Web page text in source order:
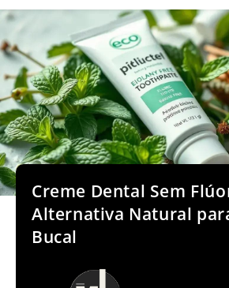
Creme Dental Sem
Alternativa Natural
Bucal